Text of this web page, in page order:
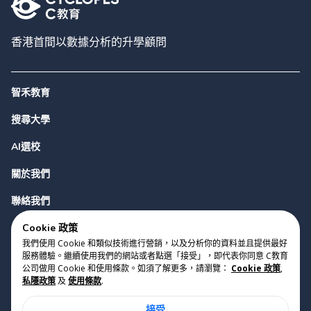
香港首間以數據分析的升學顧問
智禾教育
搜尋大學
AI選校
關於我們
聯絡我們
版權 2023 Cyclopes® •
Cookie 政策
我們使用 Cookie 和類似技術進行營銷，以及分析你的資料並且提供最好
服務體驗。繼續使用我們的網站或者點選「接受」，即代表你同意 C教育
公司做用 Cookie 和使用條款。如須了解更多，請瀏覽： Cookie 政策,
私隱政策及 使用條款.